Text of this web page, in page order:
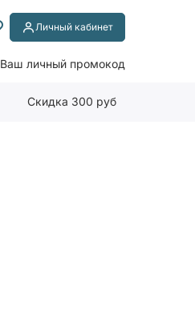
Личный кабинет
Ваш личный промокод
Скидка 300 руб